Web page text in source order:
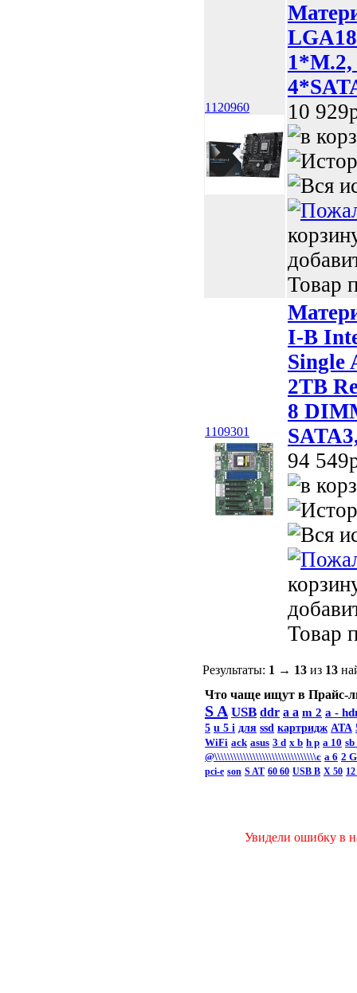
1120960
1*M.2,
10
Товар
1109301
I-B
Single
2TB
8
94
Товар
Результаты: 1 → 13 из 13
Что чаще ищут в Прайс-
S A USB ddr a a m 2 a -
5 u 5 i для ssd картридж ATA
WiFi ack asus 3 d x b h p a 10 sb
@\\\\\\\\\\\\\\\\\\\\\\\\\\\\\\\\c а 6 2
pci-e son S AT 60 60 USB B X 50
Увидели ошибку в